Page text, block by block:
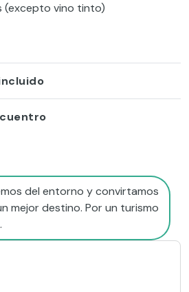
(excepto vino tinto)
del entorno y convirtamos
mejor destino. Por un turismo